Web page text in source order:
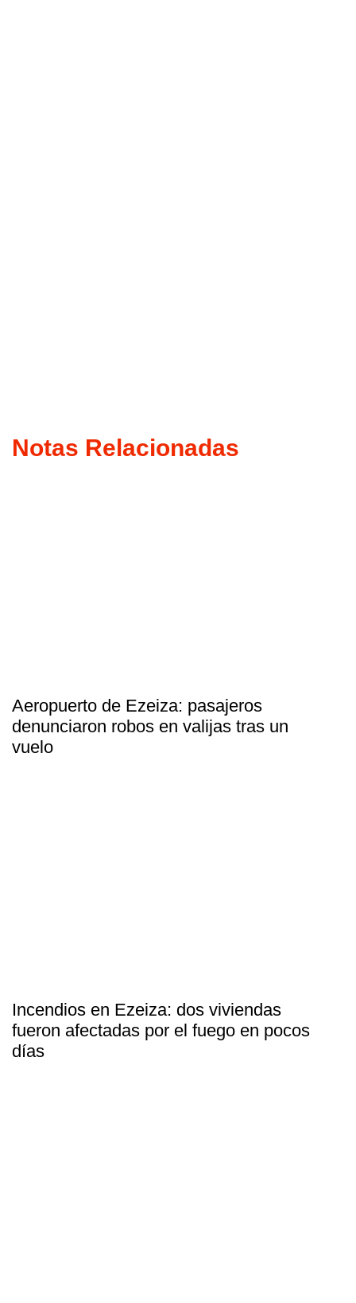
Notas Relacionadas
Aeropuerto de Ezeiza: pasajeros
denunciaron robos en valijas tras un
vuelo
Incendios en Ezeiza: dos viviendas
fueron afectadas por el fuego en pocos
días